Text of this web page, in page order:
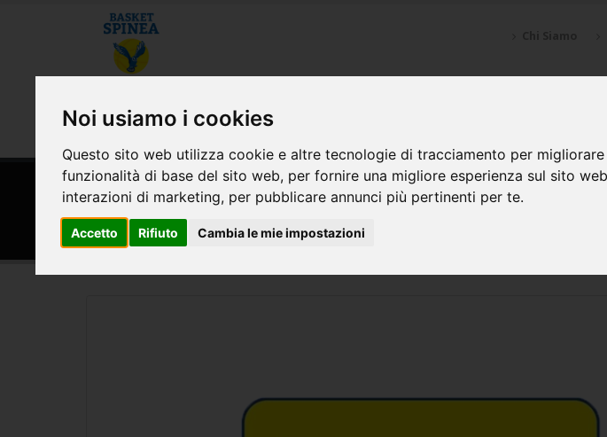
Noi usiamo i cookies
Questo sito web utilizza cookie e altre tecnologie di tracciamento per
funzionalità di base del sito web, per fornire una migliore esperienza sul sito web
interazioni di marketing, per pubblicare annunci più pertinenti per te.
Accetto Rifiuto Cambia le mie impostazioni
AREA RISERVATA
HOME SPONSOR
In's Mercato Punti vendita di Spinea (VE)